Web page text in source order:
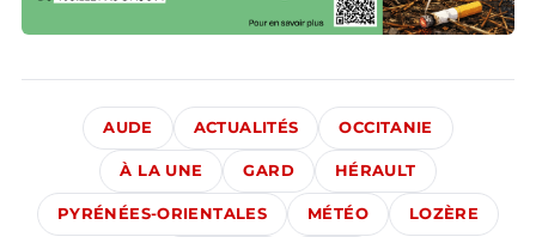
AUDE ACTUALITÉS OCCITANIE
À LA UNE GARD HÉRAULT
PYRÉNÉES-ORIENTALES MÉTÉO LOZÈRE